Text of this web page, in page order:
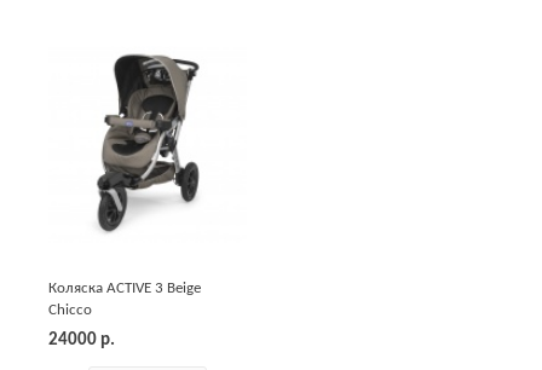
Коляска ACTIVE 3 Beige
Chicco
24000 р.